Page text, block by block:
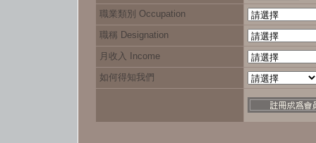
職業類別 Occupation
職稱 Designation
月收入 Income
如何得知我們